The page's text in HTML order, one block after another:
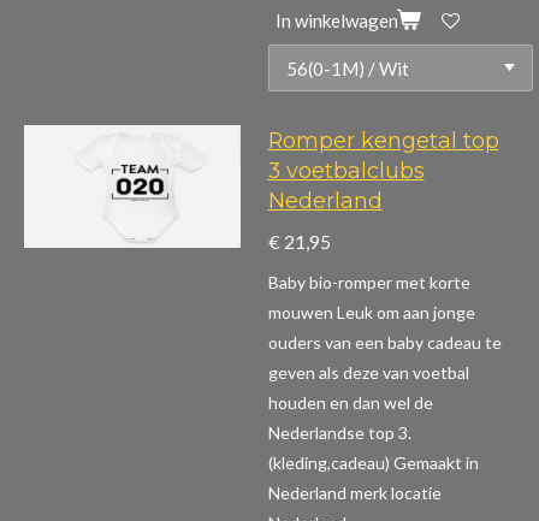
In winkelwagen
Romper kengetal top
3 voetbalclubs
Nederland
€ 21,95
Baby bio-romper met korte
mouwen Leuk om aan jonge
ouders van een baby cadeau te
geven als deze van voetbal
houden en dan wel de
Nederlandse top 3.
(kleding,cadeau) Gemaakt in
Nederland merk locatie